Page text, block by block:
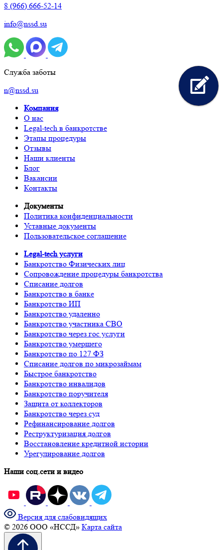
8 (966) 666-52-14
info@nssd.su
Служба заботы
n@nssd.su
Компания
О нас
Legal-tech в банкротстве
Этапы процедуры
Отзывы
Наши клиенты
Блог
Вакансии
Контакты
Документы
Политика конфиденциальности
Уставные документы
Пользовательское соглашение
Legal-tech услуги
Банкротство Физических лиц
Сопровождение процедуры банкротства
Списание долгов
Банкротство в банке
Банкротство ИП
Банкротство удаленно
Банкротство участника СВО
Банкротство через гос услуги
Банкротство умершего
Банкротство по 127 ФЗ
Списание долгов по микрозаймам
Быстрое банкротство
Банкротство инвалидов
Банкротство поручителя
Защита от коллекторов
Банкротство через суд
Рефинансирование долгов
Реструктуризация долгов
Восстановление кредитной истории
Урегулирование долгов
Наши соц.сети и видео
Версия для слабовидящих
© 2026 ООО «НССД» Карта сайта